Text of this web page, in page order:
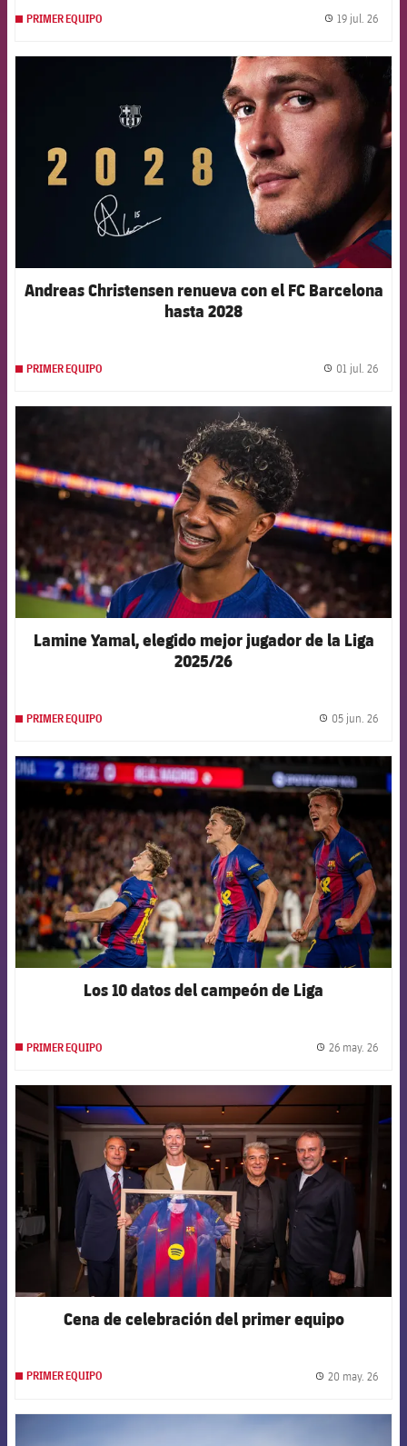
PRIMER EQUIPO 19 jul. 26
FCB Barcelona badge
Andreas Christensen renueva con el FC Barcelona
hasta 2028
PRIMER EQUIPO 01 jul. 26
FCB Barcelona badge
Lamine Yamal, elegido mejor jugador de la Liga
2025/26
PRIMER EQUIPO 05 jun. 26
FCB Barcelona badge
Los 10 datos del campeón de Liga
PRIMER EQUIPO 26 may. 26
FCB Barcelona badge
Cena de celebración del primer equipo
PRIMER EQUIPO 20 may. 26